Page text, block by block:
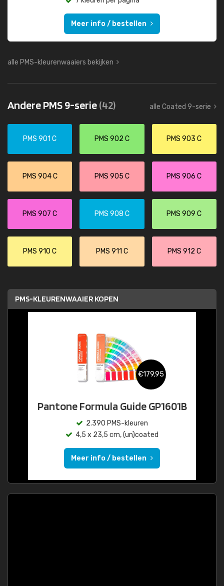
Meer info / bestellen
alle PMS-kleurenwaaiers bekijken
Andere PMS 9-serie(42) alle Coated 9-serie
PMS 901 C PMS 902 C PMS 903 C
PMS 904 C PMS 905 C PMS 906 C
PMS 907 C PMS 908 C PMS 909 C
PMS 910 C PMS 911 C PMS 912 C
PMS-KLEURENWAAIER KOPEN
€179,95
Pantone Formula Guide GP1601B
2.390 PMS-kleuren
4,5 x 23,5 cm, (un)coated
Meer info / bestellen